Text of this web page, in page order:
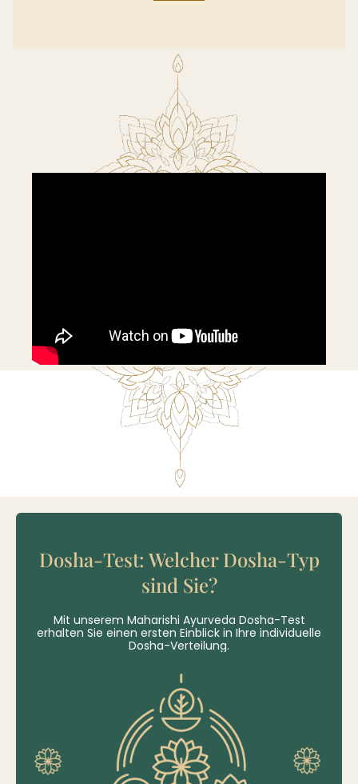
Dosha-Test: Welcher Dosha-Typ
sind Sie?
Mit unserem Maharishi Ayurveda Dosha-Test
erhalten Sie einen ersten Einblick in Ihre individuelle
Dosha-Verteilung.